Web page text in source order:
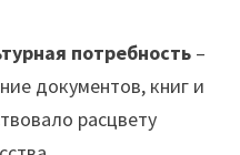
потребность–
документов, книг и
расцвету